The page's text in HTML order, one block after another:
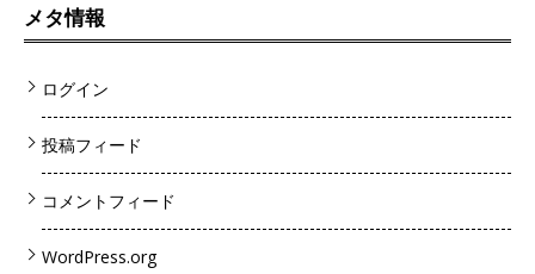
メタ情報
ログイン
投稿フィード
コメントフィード
WordPress.org